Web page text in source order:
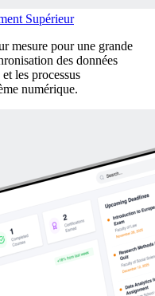
Supérieur
mesure pour une grande
des données
les processus
numérique.